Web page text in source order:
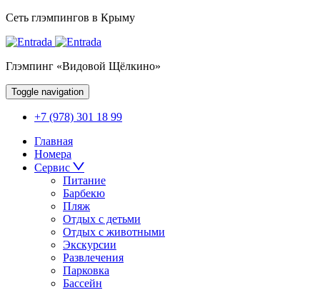
Сеть глэмпингов в Крыму
Глэмпинг «Видовой Щёлкино»
Toggle navigation
+7 (978) 301 18 99
Главная
Номера
Сервис
Питание
Барбекю
Пляж
Отдых с детьми
Отдых с животными
Экскурсии
Развлечения
Парковка
Бассейн